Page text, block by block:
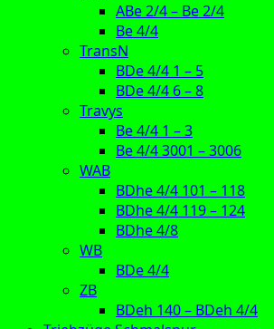
ABe 2/4 – Be 2/4
Be 4/4
TransN
BDe 4/4 1 – 5
BDe 4/4 6 – 8
Travys
Be 4/4 1 – 3
Be 4/4 3001 – 3006
WAB
BDhe 4/4 101 – 118
BDhe 4/4 119 – 124
BDhe 4/8
WB
BDe 4/4
ZB
BDeh 140 – BDeh 4/4